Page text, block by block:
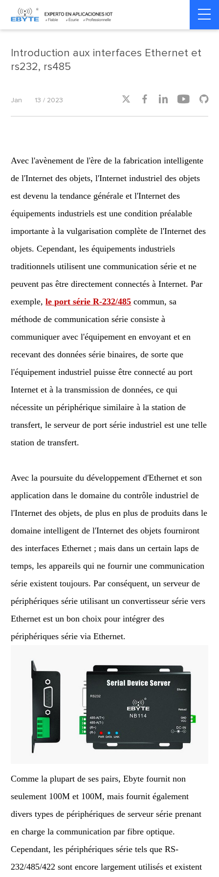
Home > Product dynamics > Product dynamics
Introduction aux interfaces Ethernet et
rs232, rs485
Jan 13 / 2023     
Avec l'avènement de l'ère de la fabrication intelligente
de l'Internet des objets, l'Internet industriel des objets
est devenu la tendance générale et l'Internet des
équipements industriels est une condition préalable
importante à la vulgarisation complète de l'Internet des
objets. Cependant, les équipements industriels
traditionnels utilisent une communication série et ne
peuvent pas être directement connectés à Internet. Par
exemple,le port série R-232/485 commun, sa
méthode de communication série consiste à
communiquer avec l'équipement en envoyant et en
recevant des données série binaires, de sorte que
l'équipement industriel puisse être connecté au port
Internet et à la transmission de données, ce qui
nécessite un périphérique similaire à la station de
transfert, le serveur de port série industriel est une telle
station de transfert.
Avec la poursuite du développement d'Ethernet et son
application dans le domaine du contrôle industriel de
l'Internet des objets, de plus en plus de produits dans le
domaine intelligent de l'Internet des objets fourniront
des interfaces Ethernet ; mais dans un certain laps de
temps, les appareils qui ne fournir une communication
série existent toujours. Par conséquent, un serveur de
périphériques série utilisant un convertisseur série vers
Ethernet est un bon choix pour intégrer des
périphériques série via Ethernet.
Comme la plupart de ses pairs, Ebyte fournit non
seulement 100M et 100M, mais fournit également
divers types de périphériques de serveur série prenant
en charge la communication par fibre optique.
Cependant, les périphériques série tels que RS-
232/485/422 sont encore largement utilisés et existent